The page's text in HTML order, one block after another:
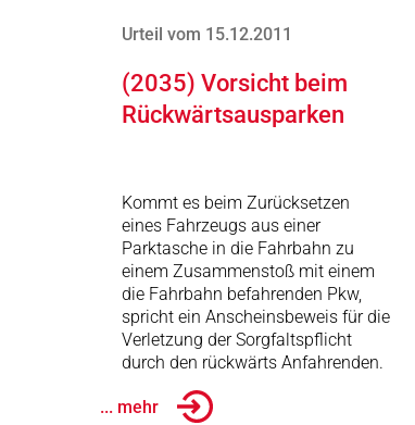
Urteil vom 15.12.2011
(2035) Vorsicht beim
Rückwärtsausparken
Kommt es beim Zurücksetzen
eines Fahrzeugs aus einer
Parktasche in die Fahrbahn zu
einem Zusammenstoß mit einem
die Fahrbahn befahrenden Pkw,
spricht ein Anscheinsbeweis für die
Verletzung der Sorgfaltspflicht
durch den rückwärts Anfahrenden.
... mehr